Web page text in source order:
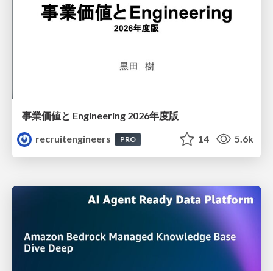
事業価値と Engineering 2026年度版
recruitengineers
PRO 14 5.6k